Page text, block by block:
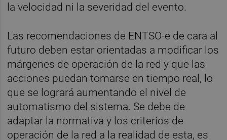
la velocidad ni la severidad del evento.
Las recomendaciones de ENTSO-e de cara al
futuro deben estar orientadas a modificar los
márgenes de operación de la red y que las
acciones puedan tomarse en tiempo real, lo
que se logrará aumentando el nivel de
automatismo del sistema. Se debe de
adaptar la normativa y los criterios de
operación de la red a la realidad de esta, es